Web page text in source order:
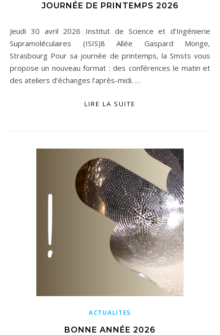
JOURNÉE DE PRINTEMPS 2026
Jeudi 30 avril 2026 Institut de Science et d’Ingénierie
Supramoléculaires (ISIS)8 Allée Gaspard Monge,
Strasbourg Pour sa journée de printemps, la Smsts vous
propose un nouveau format : des conférences le matin et
des ateliers d’échanges l’après-midi. …
LIRE LA SUITE
ACTUALITES
BONNE ANNÉE 2026